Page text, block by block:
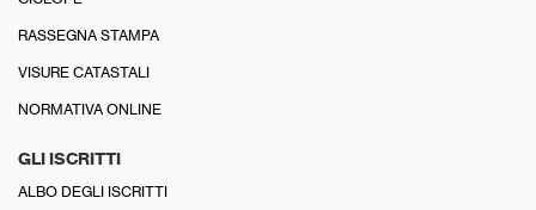
RASSEGNA STAMPA
VISURE CATASTALI
NORMATIVA ONLINE
GLI ISCRITTI
ALBO DEGLI ISCRITTI